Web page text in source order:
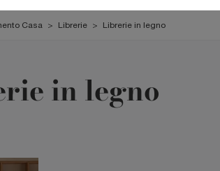
Casa > Librerie > Librerie in legno
in legno